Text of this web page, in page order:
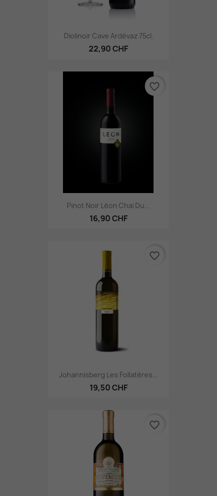
Diolinoir Cave Ardévaz 75cl.
22,90 CHF
Pinot Noir Léon Chai Du...
16,90 CHF
favorite_border
Johannisberg Les Follatères...
19,50 CHF
favorite_border
favorite_border